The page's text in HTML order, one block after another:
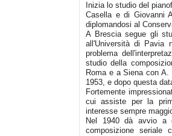
Inizia lo studio del
Casella e di Giovanni
diplomandosi al
A Brescia segue gli
all'Università di
problema
studio della
Roma e a Siena con
1953, e dopo questa
Fortemente
cui assiste per la
interesse sempre
Nel 1940 dà avvio a
composizione seriale